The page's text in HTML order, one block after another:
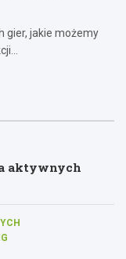
gier, jakie możemy
aktywnych